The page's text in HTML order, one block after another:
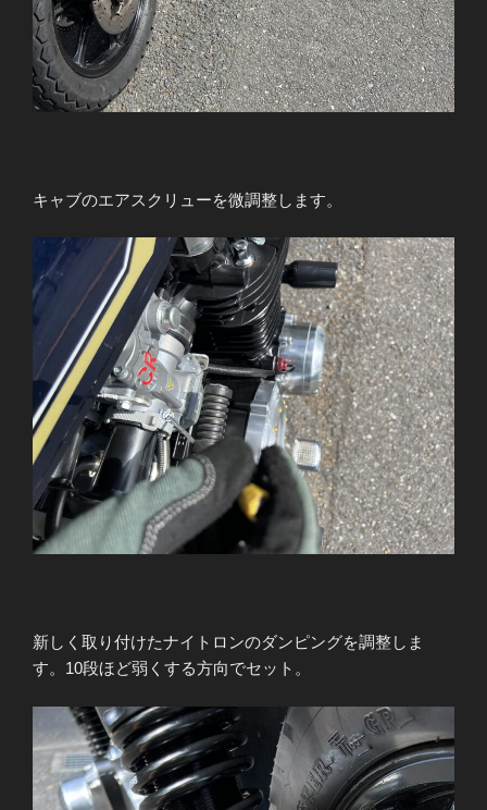
キャブのエアスクリューを微調整します。
新しく取り付けたナイトロンのダンピングを調整しま
す。10段ほど弱くする方向でセット。